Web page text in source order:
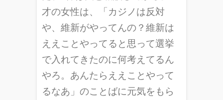
才の女性は、「カジノは反対
や、維新がやってんの？維新は
ええことやってると思って選挙
で入れてきたのに何考えてるん
やろ。あんたらええことやって
るなあ」のことばに元気をもら